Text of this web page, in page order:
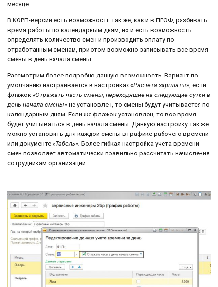
месяце.
В КОРП-версии есть возможность так же, как и в ПРОФ, разбивать
время работы по календарным дням, но и есть возможность
определять количество смен и производить оплату по
отработанным сменам, при этом возможно записывать все время
смены в день начала смены.
Рассмотрим более подробно данную возможность. Вариант по
умолчанию настраивается в настройках «Расчета зарплаты», если
флажок «Отражать часть смены, переходящие на следующие сутки в
день начала смены» не установлен, то смены будут учитывается по
календарным дням. Если же флажок установлен, то все время
будет учитываться в день начала смены. Данную настройку так же
можно установить для каждой смены в графике рабочего времени
или документе «Табель». Более гибкая настройка учета времени
смен позволяет автоматически правильно рассчитать начисления
сотрудникам организации.